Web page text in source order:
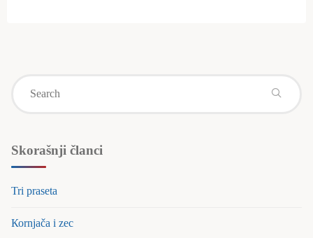
Skorašnji članci
Tri praseta
Коrnjača i zec